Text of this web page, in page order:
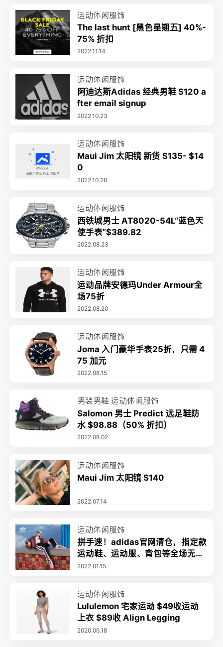
运动休闲服饰
The last hunt [黑色星期五] 40%-
75% 折扣
2022.11.14
运动休闲服饰
阿迪达斯Adidas 经典男鞋 $120 a
fter email signup
2022.10.23
运动休闲服饰
Maui Jim 太阳镜 新货 $135- $14
0
2022.10.28
运动休闲服饰
西铁城男士 AT8020-54L“蓝色天
使手表”$389.82
2022.08.23
运动休闲服饰
运动品牌安德玛Under Armour全
场75折
2022.08.20
运动休闲服饰
Joma 入门豪华手表25折，只需 4
75 加元
2022.08.15
男装男鞋 运动休闲服饰
Salomon 男士 Predict 远足鞋防
水 $98.88（50% 折扣）
2022.08.02
运动休闲服饰
Maui Jim 太阳镜 $140
2022.07.14
运动休闲服饰
拼手速！adidas官网清仓，指定款
运动鞋、运动服、背包等全场无门
槛3折！
2022.01.15
运动休闲服饰
Lululemon 宅家运动 $49收运动
上衣 $89收 Align Legging
2020.06.18